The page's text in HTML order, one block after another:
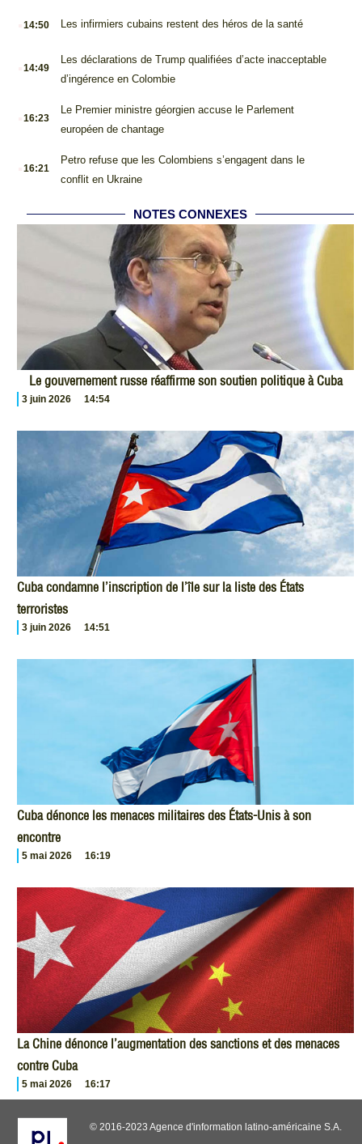
14:50 Les infirmiers cubains restent des héros de la santé
14:49
Les déclarations de Trump qualifiées d’acte inacceptable
d’ingérence en Colombie
16:23
Le Premier ministre géorgien accuse le Parlement
européen de chantage
16:21
Petro refuse que les Colombiens s’engagent dans le
conflit en Ukraine
NOTES CONNEXES
Le gouvernement russe réaffirme son soutien politique à Cuba
3 juin 2026 14:54
Cuba condamne l’inscription de l’île sur la liste des États
terroristes
3 juin 2026 14:51
Cuba dénonce les menaces militaires des États-Unis à son
encontre
5 mai 2026 16:19
La Chine dénonce l’augmentation des sanctions et des menaces
contre Cuba
5 mai 2026 16:17
© 2016-2023 Agence d'information latino-américaine S.A.